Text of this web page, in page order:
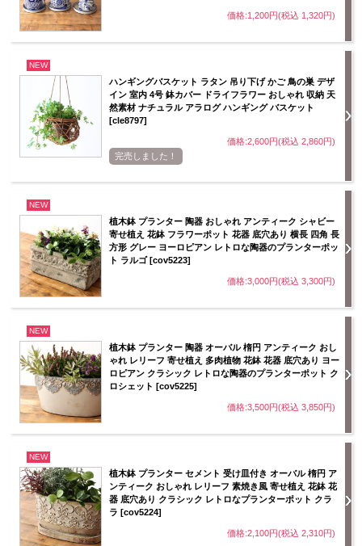
価格:1,200円(税込 1,320円)
NEW
ハンギングバスケット ラタン 吊り下げ かご 鳥の巣 デザ
イン 室内 4号 鉢カバー ドライフラワー おしゃれ 収納 天
然素材 ナチュラル アラログ ハンギング バスケット
[cle8797]
価格:2,600円(税込 2,860円)
完売しました！
NEW
植木鉢 プランター 陶器 おしゃれ アンティーク シャビー
寄せ植え 花鉢 フラワーポット 花器 底穴あり 横長 四角 長
方形 グレー ヨーロピアン レトロな陶器のプランターポッ
ト ラルゴ [cov5223]
価格:3,000円(税込 3,300円)
NEW
植木鉢 プランター 陶器 オーバル 楕円 アンティーク おし
ゃれ レリーフ 寄せ植え 多肉植物 花鉢 花器 底穴あり ヨー
ロピアン クラシック レトロな陶器のプランターポット ク
ロシェット [cov5225]
価格:3,500円(税込 3,850円)
NEW
植木鉢 プランター セメント 受け皿付き オーバル 楕円 ア
ンティーク おしゃれ レリーフ 素焼き風 寄せ植え 花鉢 花
器 底穴あり クラシック レトロなプランターポット クラ
ラ [cov5224]
価格:2,100円(税込 2,310円)